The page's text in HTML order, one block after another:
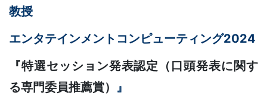
教授
エンタテインメントコンピューティング2024
『特選セッション発表認定（口頭発表に関す
る専門委員推薦賞） 』